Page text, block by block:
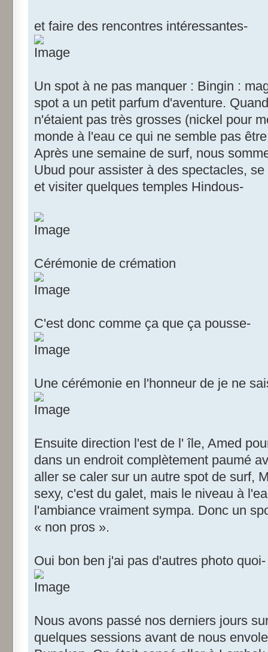
et faire des rencontres intéressantes-
Un spot à ne pas manquer : Bingin :
spot a un petit parfum d'aventure.
n'étaient pas très grosses (nickel pour
monde à l'eau ce qui ne semble pas
Après une semaine de surf, nous
Ubud pour assister à des spectacles,
et visiter quelques temples Hindous-
Cérémonie de crémation
C'est donc comme ça que ça pousse-
Une cérémonie en l'honneur de je ne
Ensuite direction l'est de l' île, Amed
dans un endroit complètement paumé
aller se caler sur un autre spot de surf,
sexy, c'est du galet, mais le niveau à
l'ambiance vraiment sympa. Donc un
« non pros ».
Oui bon ben j'ai pas d'autres photo quoi-
Nous avons passé nos derniers jours
quelques sessions avant de nous